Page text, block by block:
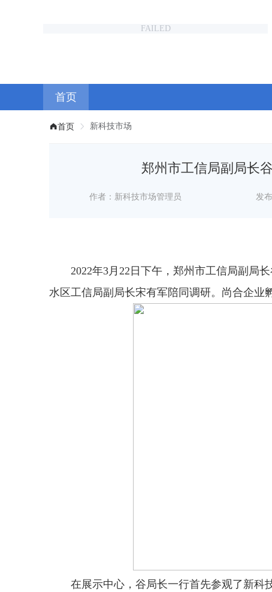
FAILED
首页
首页 新科技市场
郑州市工信局副局长
作者：新科技市场管理员 发
2022年3月22日下午，郑州市工信局副局长
水区工信局副局长宋有军陪同调研。尚合企业
在展示中心，谷局长一行首先参观了新科